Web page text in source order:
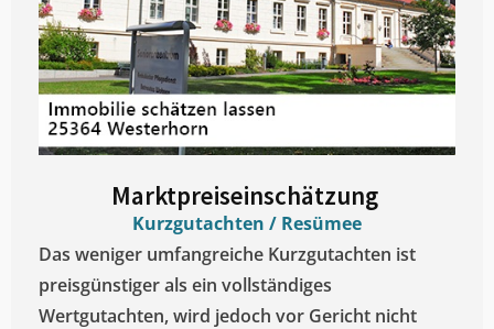
Marktpreiseinschätzung ​
Kurzgutachten / Resümee
Das weniger umfangreiche Kurzgutachten ist
preisgünstiger als ein vollständiges
Wertgutachten, wird jedoch vor Gericht nicht